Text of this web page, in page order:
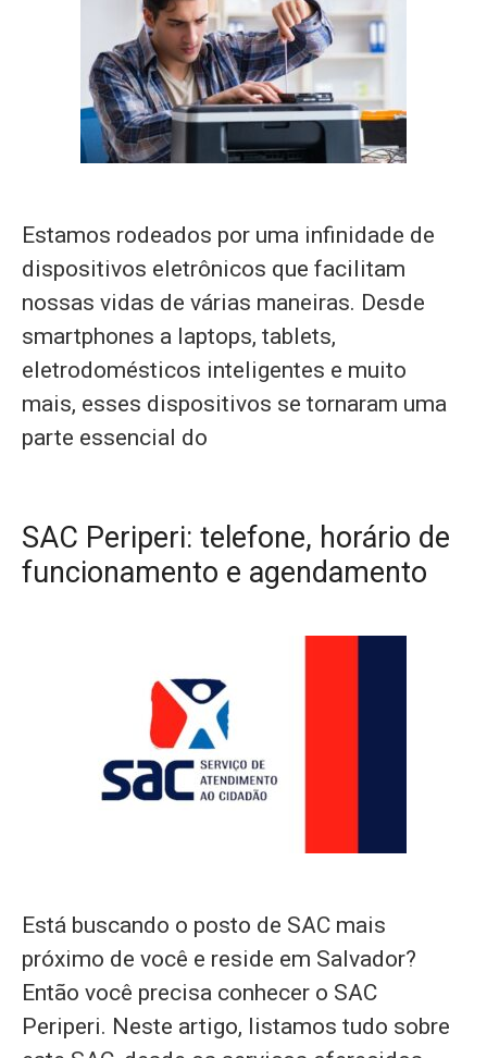
Estamos rodeados por uma infinidade de
dispositivos eletrônicos que facilitam
nossas vidas de várias maneiras. Desde
smartphones a laptops, tablets,
eletrodomésticos inteligentes e muito
mais, esses dispositivos se tornaram uma
parte essencial do
SAC Periperi: telefone, horário de
funcionamento e agendamento
Está buscando o posto de SAC mais
próximo de você e reside em Salvador?
Então você precisa conhecer o SAC
Periperi. Neste artigo, listamos tudo sobre